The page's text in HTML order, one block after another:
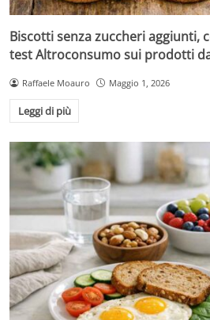
Biscotti senza zuccheri aggiunti,
test Altroconsumo sui prodotti
Raffaele Moauro Maggio 1, 2026
Leggi di più